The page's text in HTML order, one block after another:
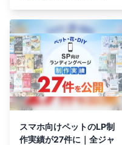
スマホ向けペットのLP制
作実績が27件に｜全ジャ